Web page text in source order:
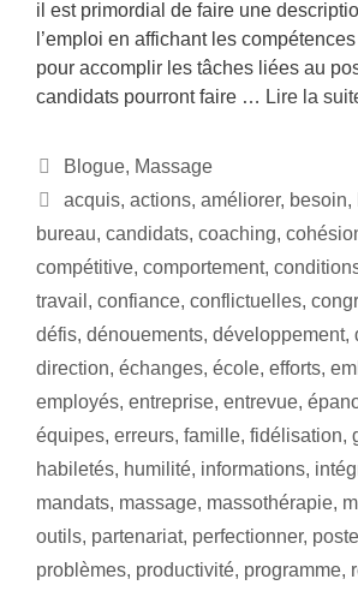
il est primordial de faire une
l’emploi en affichant les
pour accomplir les tâches liées au
candidats pourront faire … Lire la
Blogue, Massage
acquis, actions, améliorer, besoin,
bureau, candidats, coaching,
compétitive, comportement,
travail , confiance, conflictuelles,
défis, dénouements, développement,
direction, échanges, école, efforts,
employés, entreprise, entrevue,
équipes, erreurs, famille, fidélisation,
habiletés, humilité, informations,
mandats, massage, massothérapie,
outils, partenariat, perfectionner, poste
problèmes, productivité, programme,